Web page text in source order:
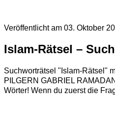
Veröffentlicht am 03. Oktober
Islam-Rätsel –
Suchworträtsel "Islam-Rätsel"
PILGERN GABRIEL
Wörter! Wenn du zuerst die